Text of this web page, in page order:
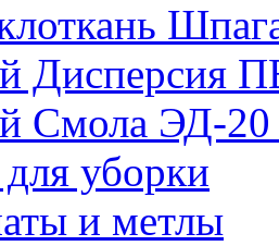
Дисперсия
Смола ЭД-20
уборки
и метлы